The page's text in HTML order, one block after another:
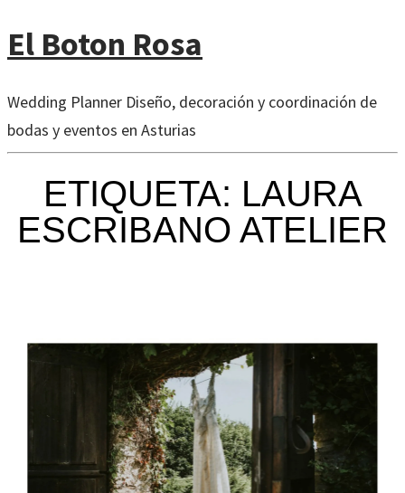
El Boton Rosa
Wedding Planner Diseño, decoración y coordinación de
bodas y eventos en Asturias
ETIQUETA: LAURA
ESCRIBANO ATELIER